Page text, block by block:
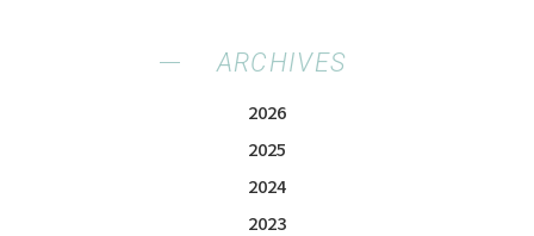
ARCHIVES
2026
2025
2024
2023